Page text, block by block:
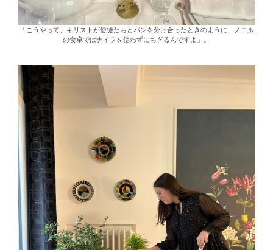
「こうやって、キリストが使徒たちとパンを分け合ったときのように、ノエル
の食卓ではナイフを使わずにちぎるんですよ」。